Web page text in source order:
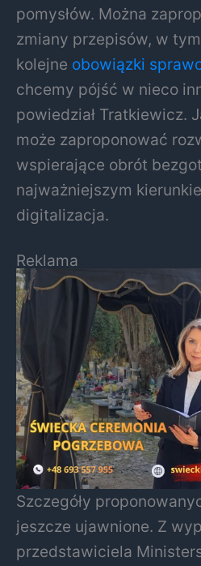
pomysłów. Można
zmiany przepisów, w
kolejne obowiązki
chcemy pójść w nieco
powiedział Tratkiewicz.
może zaproponować
wspierające obrót
najważniejszym
digitalizacja.
Reklama
Szczegóły
jeszcze ujawnione. Z
przedstawiciela